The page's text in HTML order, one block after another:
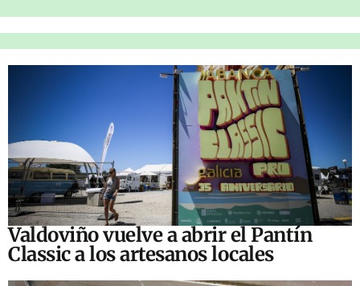
Valdoviño vuelve a abrir el Pantín
Classic a los artesanos locales